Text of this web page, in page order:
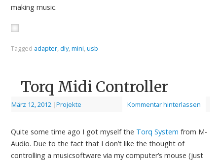
making music.
Tagged adapter, diy, mini, usb
Torq Midi Controller
März 12, 2012 |Projekte Kommentar hinterlassen
Quite some time ago I got myself the Torq System from M-
Audio. Due to the fact that I don’t like the thought of
controlling a musicsoftware via my computer’s mouse (just